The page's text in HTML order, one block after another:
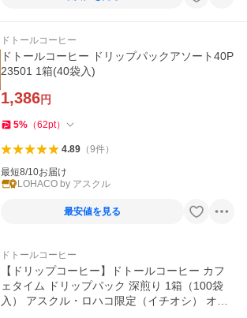
ドトールコーヒー
ドトールコーヒー ドリップパックアソート40P
23501 1箱(40袋入)
1,386円
5% （62pt）
4.89（9件）
最短8/10お届け
LOHACO by アスクル
最安値を見る
ドトールコーヒー
【ドリップコーヒー】ドトールコーヒー カフ
ェタイム ドリップパック 深煎り 1箱（100袋
入） アスクル・ロハコ限定（イチオシ） オリ